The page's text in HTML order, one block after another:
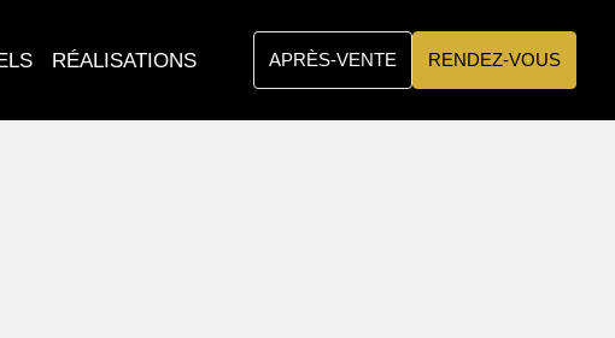
RÉALISATIONS APRÈS-VENTE RENDEZ-VOUS